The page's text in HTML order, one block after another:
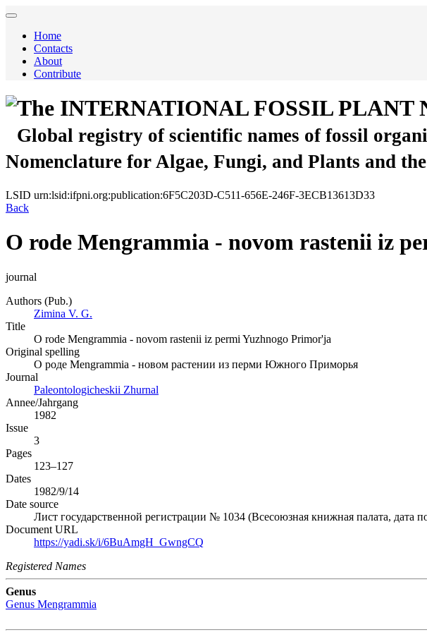
Home
Contacts
About
Contribute
The INTERNATIONAL FOSSIL PLANT
Global registry of scientific names of fossil
Nomenclature for Algae, Fungi, and Plants and
LSID urn:lsid:ifpni.org:publication:6F5C203D-C511-656E-246F-3ECB13613D33
Back
O rode Mengrammia - novom rastenii iz
journal
Authors (Pub.)
Zimina V. G.
Title
O rode Mengrammia - novom rastenii iz permi Yuzhnogo Primor'ja
Original spelling
О роде Mengrammia - новом растении из перми Южного Приморья
Journal
Paleontologicheskii Zhurnal
Annee/Jahrgang
1982
Issue
3
Pages
123–127
Dates
1982/9/14
Date source
Лист государственной регистрации № 1034 (Всесоюзная книжная палата, дата
Document URL
https://yadi.sk/i/6BuAmgH_GwngCQ
Registered Names
Genus
Genus Mengrammia